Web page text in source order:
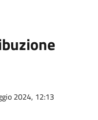
2024, 12:13